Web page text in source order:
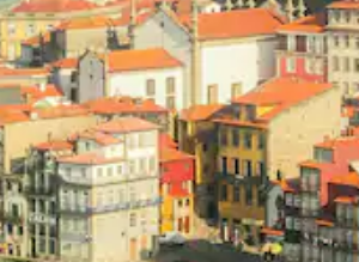
клавіші зі стрілками вгору та вниз